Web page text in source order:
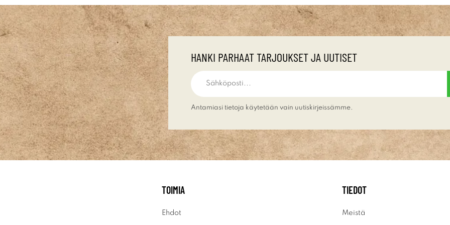
HANKI PARHAAT TARJOUKSET JA UUTISET
Antamiasi tietoja käytetään vain uutiskirjeissämme.
TOIMIA
Ehdot
TIEDOT
Meistä